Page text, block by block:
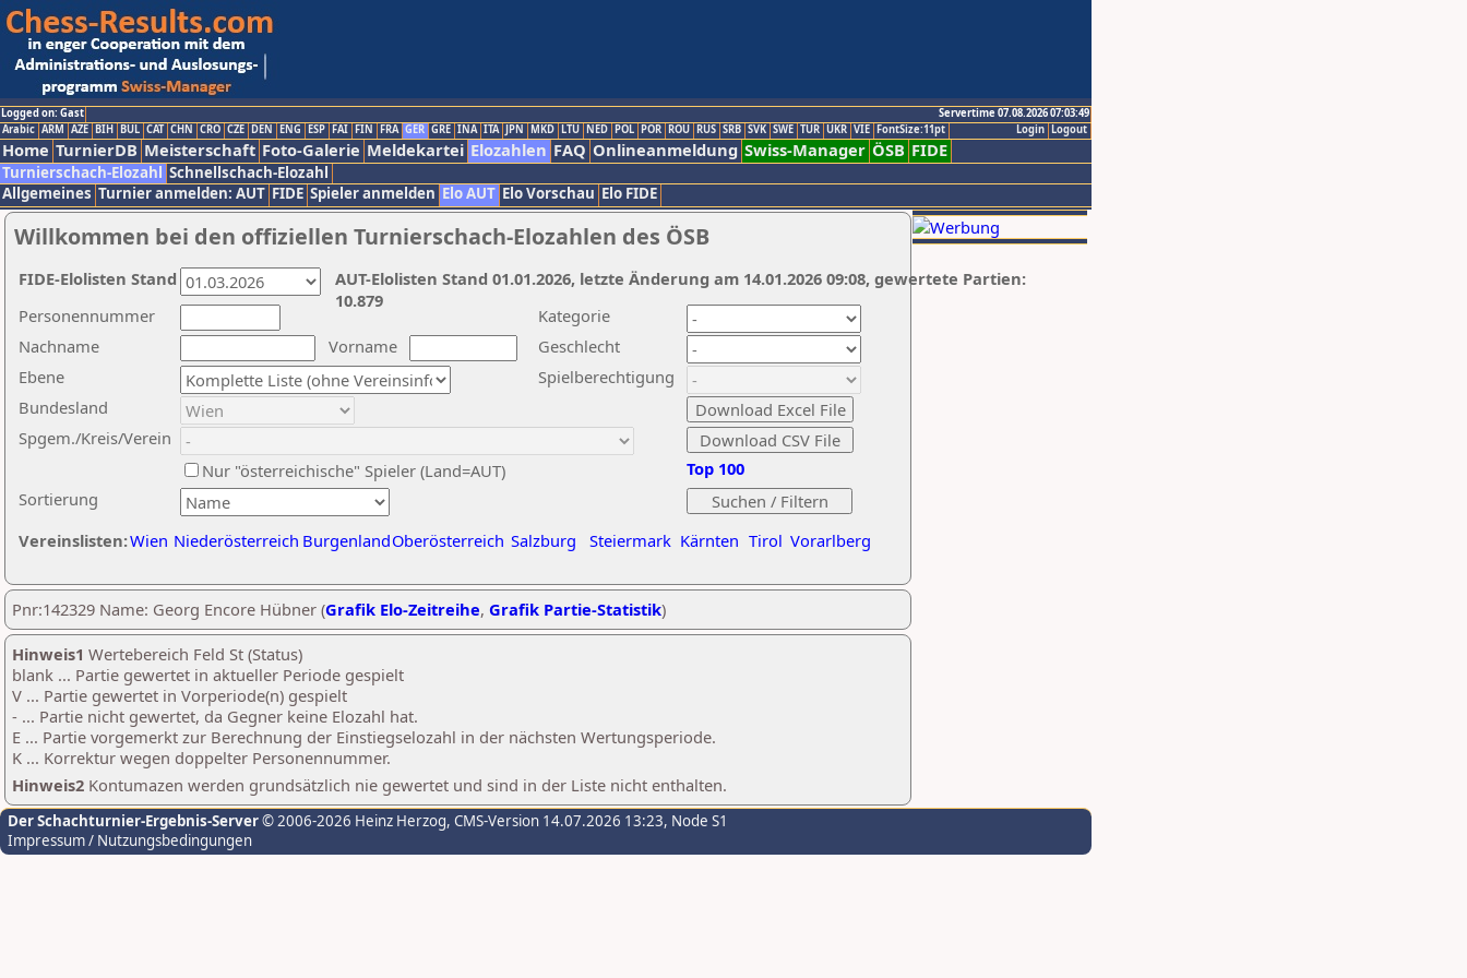
Logged on: Gast
Servertime 07.08.2026 07:03:49
Logout
Login
Arabic ARM AZE BIH BUL CAT CHN CRO CZE DEN ENG ESP FAI FIN FRA GER GRE INA ITA JPN MKD LTU NED POL POR ROU RUS SRB SVK SWE TUR UKR VIE FontSize:11pt
Home TurnierDB Meisterschaft Foto-Galerie Meldekartei Elozahlen FAQ Onlineanmeldung Swiss-Manager ÖSB FIDE
Turnierschach-Elozahl Schnellschach-Elozahl
Allgemeines Turnier anmelden: AUT FIDE Spieler anmelden Elo AUT Elo Vorschau Elo FIDE
Willkommen bei den offiziellen Turnierschach-Elozahlen des ÖSB
Nachname
Vorname
Ebene
Kategorie
Sortierung
Personennummer
Bundesland
Spgem./Kreis/Verein
Geschlecht
Nur "österreichische" Spieler (Land=AUT)
Spielberechtigung
Vereinslisten:Wien Niederösterreich BurgenlandOberösterreich Salzburg Steiermark Kärnten Tirol Vorarlberg
Top 100
AUT-Elolisten Stand 01.01.2026, letzte Änderung am 14.01.2026 09:08, gewertete Partien:
10.879
FIDE-Elolisten Stand
Pnr:142329 Name: Georg Encore Hübner (Grafik Elo-Zeitreihe, Grafik Partie-Statistik)
Hinweis1 Wertebereich Feld St (Status)
blank ... Partie gewertet in aktueller Periode gespielt
V ... Partie gewertet in Vorperiode(n) gespielt
- ... Partie nicht gewertet, da Gegner keine Elozahl hat.
E ... Partie vorgemerkt zur Berechnung der Einstiegselozahl in der nächsten Wertungsperiode.
K ... Korrektur wegen doppelter Personennummer.
Hinweis2 Kontumazen werden grundsätzlich nie gewertet und sind in der Liste nicht enthalten.
Der Schachturnier-Ergebnis-Server© 2006-2026 Heinz Herzog, CMS-Version 14.07.2026 13:23, Node S1
Impressum / Nutzungsbedingungen